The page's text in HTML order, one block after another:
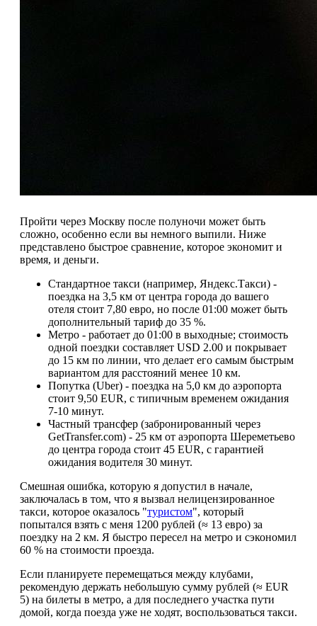
Пройти через Москву после полуночи может быть
сложно, особенно если вы немного выпили. Ниже
представлено быстрое сравнение, которое экономит и
время, и деньги.
Стандартное такси (например, Яндекс.Такси) -
поездка на 3,5 км от центра города до вашего
отеля стоит 7,80 евро, но после 01:00 может быть
дополнительный тариф до 35 %.
Метро - работает до 01:00 в выходные; стоимость
одной поездки составляет USD 2.00 и покрывает
до 15 км по линии, что делает его самым быстрым
вариантом для расстояний менее 10 км.
Попутка (Uber) - поездка на 5,0 км до аэропорта
стоит 9,50 EUR, с типичным временем ожидания
7-10 минут.
Частный трансфер (забронированный через
GetTransfer.com) - 25 км от аэропорта Шереметьево
до центра города стоит 45 EUR, с гарантией
ожидания водителя 30 минут.
Смешная ошибка, которую я допустил в начале,
заключалась в том, что я вызвал нелицензированное
такси, которое оказалось "туристом", который
попытался взять с меня 1200 рублей (≈ 13 евро) за
поездку на 2 км. Я быстро пересел на метро и сэкономил
60 % на стоимости проезда.
Если планируете перемещаться между клубами,
рекомендую держать небольшую сумму рублей (≈ EUR
5) на билеты в метро, а для последнего участка пути
домой, когда поезда уже не ходят, воспользоваться такси.